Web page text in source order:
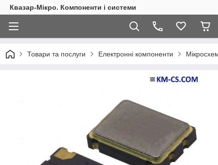
Квазар-Мікро. Компоненти і системи
Товари та послуги Електронні компоненти